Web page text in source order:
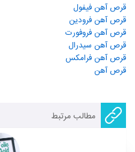
قرص آهن فیفول
قرص آهن فرودین
قرص آهن فروفورت
قرص آهن سیدرال
قرص آهن فرامکس
قرص آهن
مطالب مرتبط